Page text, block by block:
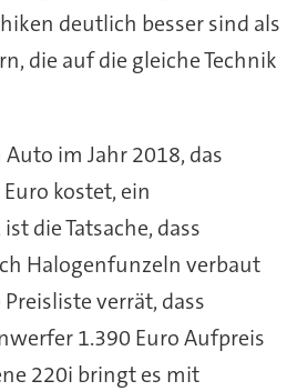
deutlich besser sind als
die auf die gleiche Technik
im Jahr 2018, das
kostet, ein
die Tatsache, dass
Halogenfunzeln verbaut
verrät, dass
1.390 Euro Aufpreis
220i bringt es mit